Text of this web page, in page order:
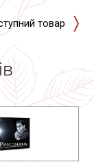
товар